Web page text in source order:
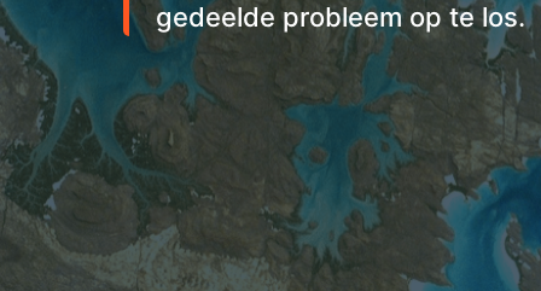
gedeelde probleem op te los.